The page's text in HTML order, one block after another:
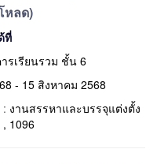
หลด)
ที่
รเรียนรวม ชั้น 6
- 15 สิงหาคม 2568
: งานสรรหาและบรรจุแต่งตั้ง
1096